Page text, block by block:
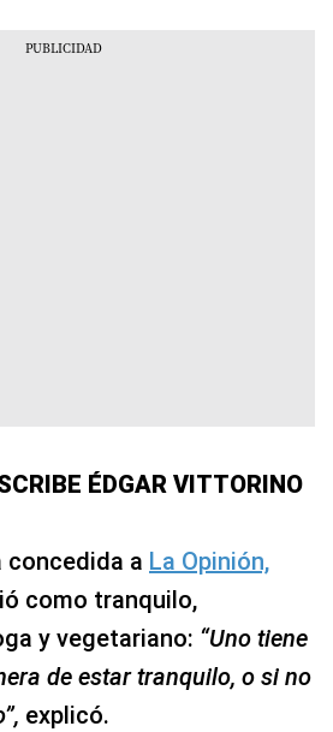
ÉDGAR VITTORINO
concedida a La Opinión,
como tranquilo,
y vegetariano: “Uno tiene
de estar tranquilo, o si no
explicó.